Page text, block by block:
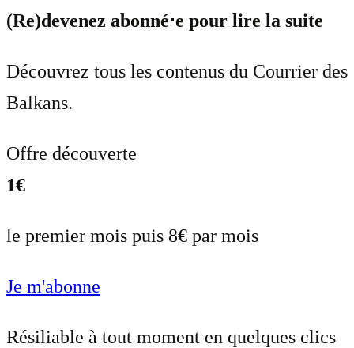
(Re)devenez abonné⋅e pour lire la suite
Découvrez tous les contenus du Courrier des
Balkans.
Offre découverte
1€
le premier mois puis 8€ par mois
Je m'abonne
Résiliable à tout moment en quelques clics